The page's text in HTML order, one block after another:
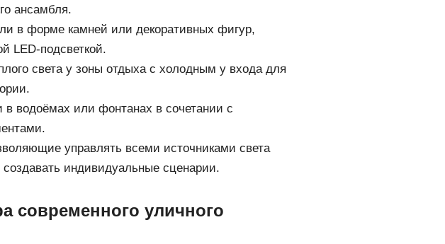
ансамбля.
в форме камней или декоративных фигур,
LED-подсветкой.
света у зоны отдыха с холодным у входа для
в водоёмах или фонтанах в сочетании с
управлять всеми источниками света
индивидуальные сценарии.
современного уличного